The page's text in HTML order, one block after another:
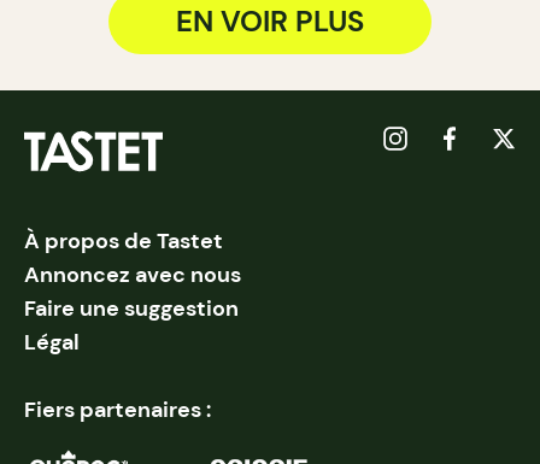
EN VOIR PLUS
À propos de Tastet
Annoncez avec nous
Faire une suggestion
Légal
Fiers partenaires :